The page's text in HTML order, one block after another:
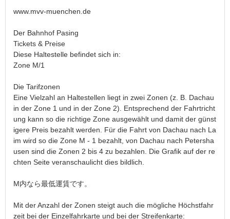
www.mvv-muenchen.de
Der Bahnhof Pasing
Tickets & Preise
Diese Haltestelle befindet sich in:
Zone M/1
Die Tarifzonen
Eine Vielzahl an Haltestellen liegt in zwei Zonen (z. B. Dachau
in der Zone 1 und in der Zone 2). Entsprechend der Fahrtricht
ung kann so die richtige Zone ausgewählt und damit der günst
igere Preis bezahlt werden. Für die Fahrt von Dachau nach La
im wird so die Zone M - 1 bezahlt, von Dachau nach Petersha
usen sind die Zonen 2 bis 4 zu bezahlen. Die Grafik auf der re
chten Seite veranschaulicht dies bildlich.
M内なら最低運賃です。
Mit der Anzahl der Zonen steigt auch die mögliche Höchstfahr
zeit bei der Einzelfahrkarte und bei der Streifenkarte: